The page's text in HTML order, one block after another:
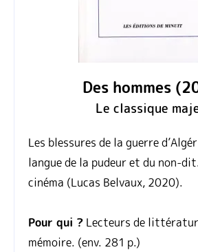
Des hommes
Le classique
Les blessures de la guerre
langue de la pudeur et du
cinéma (Lucas Belvaux, 2020).
Pour qui ? Lecteurs de
mémoire. (env. 281 p.)